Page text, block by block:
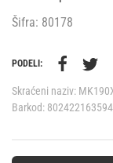
Šifra: 80178
PODELI:
Skraćeni naziv:
Barkod: